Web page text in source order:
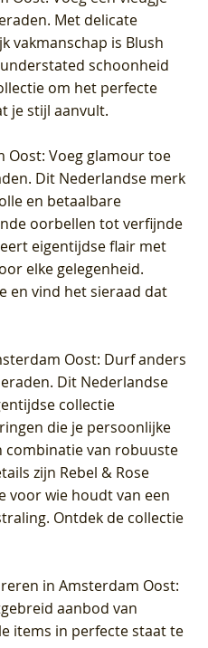
Met delicate
vakmanschap is Blush
schoonheid
om het perfecte
je stijl aanvult.
Oost: Voeg glamour toe
Dit Nederlandse merk
en betaalbare
oorbellen tot verfijnde
eigentijdse flair met
elke gelegenheid.
en vind het sieraad dat
Oost: Durf anders
Dit Nederlandse
collectie
die je persoonlijke
combinatie van robuuste
zijn Rebel & Rose
voor wie houdt van een
Ontdek de collectie
in Amsterdam Oost:
aanbod van
items in perfecte staat te